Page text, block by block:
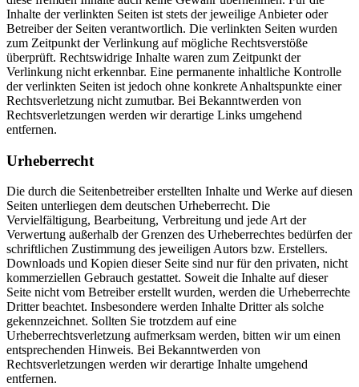
Inhalte der verlinkten Seiten ist stets der jeweilige Anbieter oder
Betreiber der Seiten verantwortlich. Die verlinkten Seiten wurden
zum Zeitpunkt der Verlinkung auf mögliche Rechtsverstöße
überprüft. Rechtswidrige Inhalte waren zum Zeitpunkt der
Verlinkung nicht erkennbar. Eine permanente inhaltliche Kontrolle
der verlinkten Seiten ist jedoch ohne konkrete Anhaltspunkte einer
Rechtsverletzung nicht zumutbar. Bei Bekanntwerden von
Rechtsverletzungen werden wir derartige Links umgehend
entfernen.
Urheberrecht
Die durch die Seitenbetreiber erstellten Inhalte und Werke auf diesen
Seiten unterliegen dem deutschen Urheberrecht. Die
Vervielfältigung, Bearbeitung, Verbreitung und jede Art der
Verwertung außerhalb der Grenzen des Urheberrechtes bedürfen der
schriftlichen Zustimmung des jeweiligen Autors bzw. Erstellers.
Downloads und Kopien dieser Seite sind nur für den privaten, nicht
kommerziellen Gebrauch gestattet. Soweit die Inhalte auf dieser
Seite nicht vom Betreiber erstellt wurden, werden die Urheberrechte
Dritter beachtet. Insbesondere werden Inhalte Dritter als solche
gekennzeichnet. Sollten Sie trotzdem auf eine
Urheberrechtsverletzung aufmerksam werden, bitten wir um einen
entsprechenden Hinweis. Bei Bekanntwerden von
Rechtsverletzungen werden wir derartige Inhalte umgehend
entfernen.